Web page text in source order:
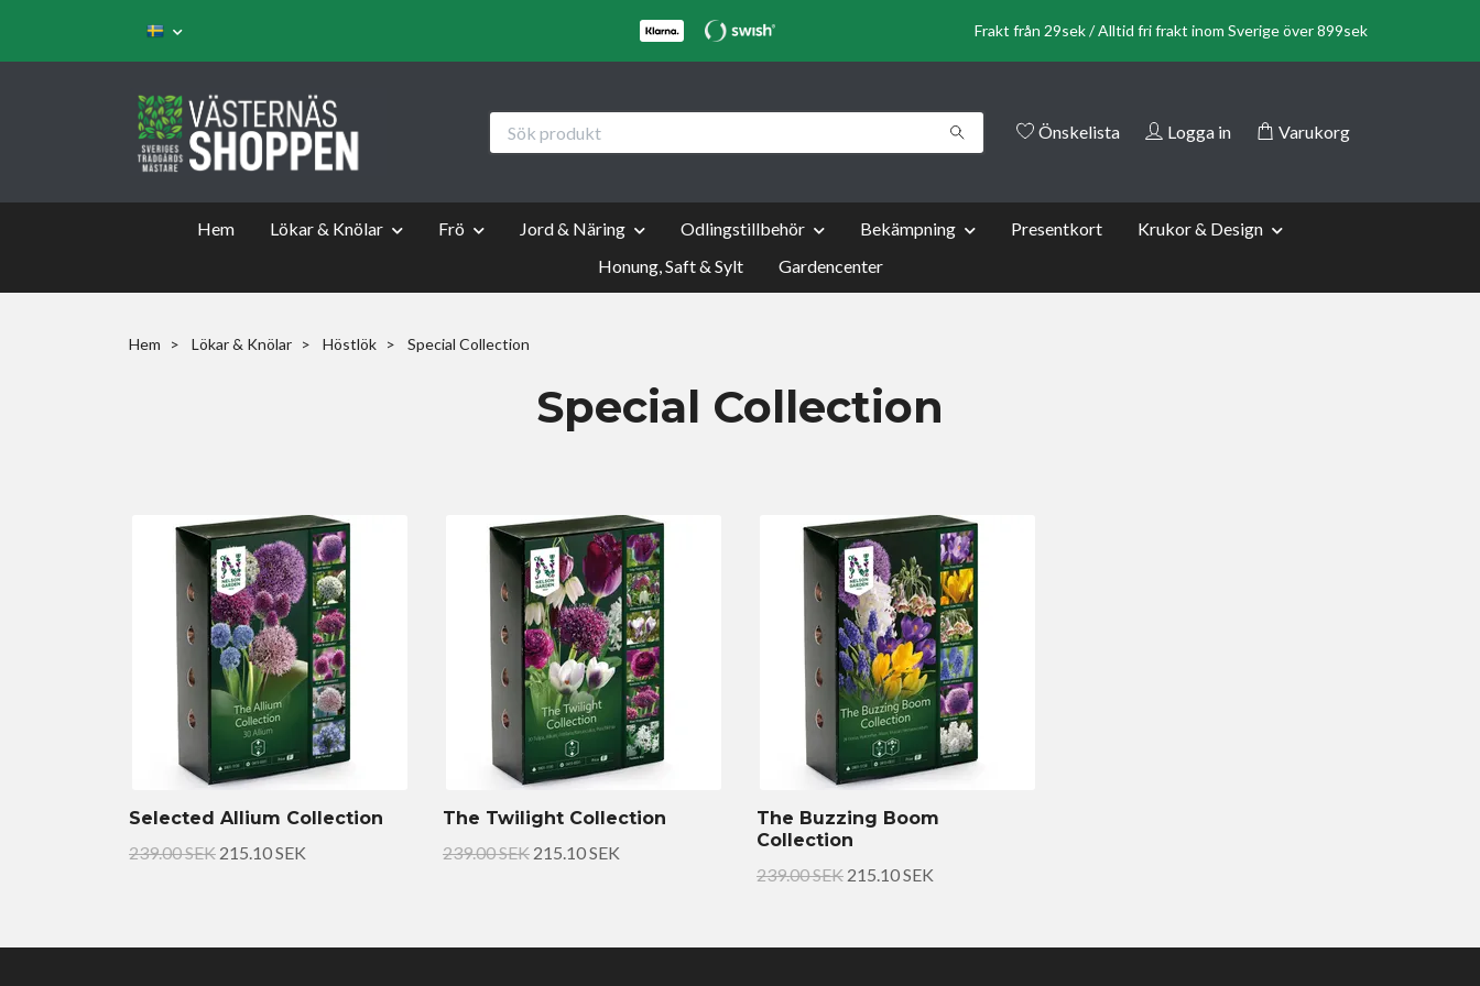
Frakt från 29sek / Alltid fri frakt inom Sverige över 899sek
Önskelista Logga in Varukorg
Hem Lökar & Knölar Frö Jord & Näring Odlingstillbehör Bekämpning Presentkort
Krukor & Design
Honung, Saft & Sylt
Gardencenter
Hem Lökar & Knölar Höstlök Special Collection
Special Collection
Selected Allium Collection
239.00 SEK 215.10 SEK
The Twilight Collection
239.00 SEK 215.10 SEK
The Buzzing Boom
Collection
239.00 SEK 215.10 SEK